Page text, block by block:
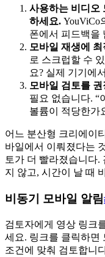
사용하는 비디오
하세요. YouViCo
폰에서 피드백을
모바일 재생에
로 스크럽할 수
요? 실제 기기에
모바일 검토를
필요 없습니다. “
볼륨이 적당한가
어느 분산형 크리에이
바일에서 이뤄졌다는
토가 더 빨라졌습니다.
지 않고, 시간이 날 때
비동기 모바일 알림
검토자에게 영상 링크
세요. 링크를 클릭하면
조건에 맞춰 검토합니